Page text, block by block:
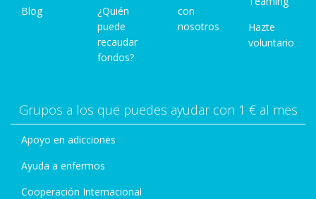
Blog
¿Quién
puede
recaudar
fondos?
con
nosotros
Hazte
voluntario
Grupos a los que puedes ayudar con 1 € al mes
Apoyo en adicciones
Ayuda a enfermos
Cooperación Internacional